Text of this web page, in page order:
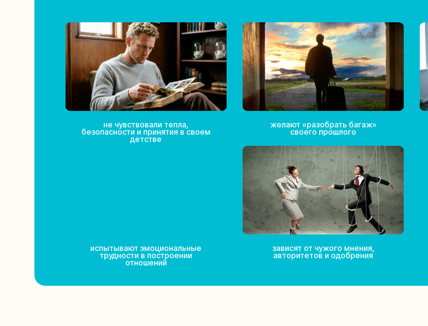
не чувствовали тепла,
безопасности и принятия в своем
детстве
испытывают эмоциональные
трудности в построении
отношений
желают «разобрать багаж»
своего прошлого
зависят от чужого мнения,
авторитетов и одобрения